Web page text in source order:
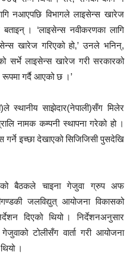
नआएपछि विभागले लाइसेन्स खारेज
बताइन् । ‘लाइसेन्स नवीकरणका लागि
खारेज गरिएको हो,’ उनले भनिन्,
सर्भे लाइसेन्स खारेज गरी सरकारको
रूपमा गर्दै आएको छ ।’
स्थानीय साझेदार(नेपाली)सँग मिलेर
नामक कम्पनी स्थापना गरेको हो ।
गर्ने इच्छा देखाएको सिजिजिसी पुसदेखि
को बैठकले चाइना गेजुवा ग्रुप अफ
जलविद्युत् आयोजना विकासको
दिएको थियो । निर्देशनअनुसार
टोलीसँग वार्ता गरी आयोजना
।